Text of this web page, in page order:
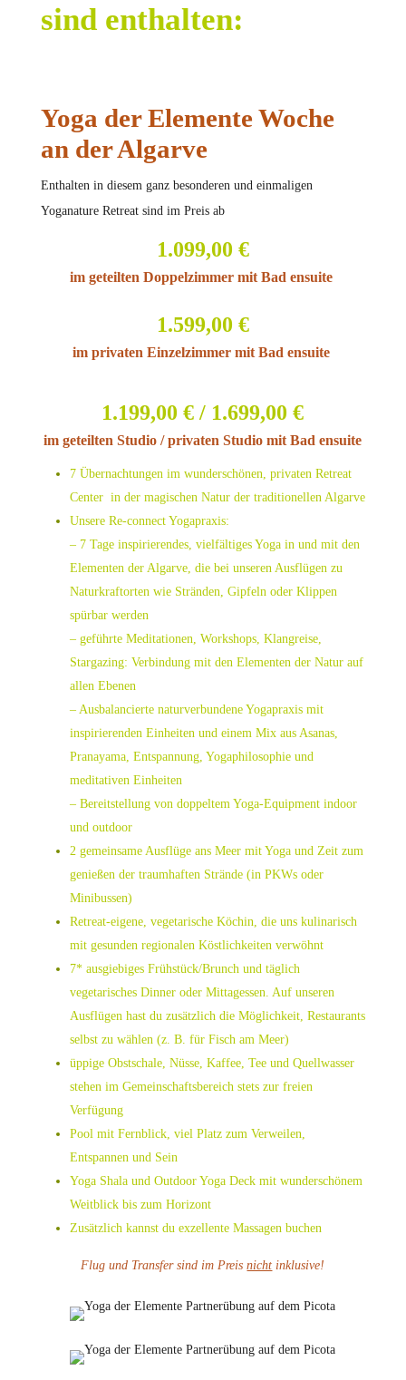
sind enthalten:
Yoga der Elemente Woche
an der Algarve
Enthalten in diesem ganz besonderen und einmaligen
Yoganature Retreat sind im Preis ab
1.099,00 €
im geteilten Doppelzimmer mit Bad ensuite
1.599,00 €
im privaten Einzelzimmer mit Bad ensuite
1.199,00 € / 1.699,00 €
im geteilten Studio / privaten Studio mitBadensuite
7 Übernachtungen im wunderschönen, privaten Retreat
Center in der magischen Natur der traditionellen Algarve
Unsere Re-connect Yogapraxis:
– 7 Tage inspirierendes, vielfältiges Yoga in und mit den
Elementen der Algarve, die bei unseren Ausflügen zu
Naturkraftorten wie Stränden, Gipfeln oder Klippen
spürbar werden
– geführte Meditationen, Workshops, Klangreise,
Stargazing: Verbindung mit den Elementen der Natur auf
allen Ebenen
– Ausbalancierte naturverbundene Yogapraxis mit
inspirierenden Einheiten und einem Mix aus Asanas,
Pranayama, Entspannung, Yogaphilosophie und
meditativen Einheiten
– Bereitstellung von doppeltem Yoga-Equipment indoor
und outdoor
2 gemeinsame Ausflüge ans Meer mit Yoga und Zeit zum
genießen der traumhaften Strände (in PKWs oder
Minibussen)
Retreat-eigene, vegetarische Köchin, die uns kulinarisch
mit gesunden regionalen Köstlichkeiten verwöhnt
7* ausgiebiges Frühstück/Brunch und täglich
vegetarisches Dinner oder Mittagessen. Auf unseren
Ausflügen hast du zusätzlich die Möglichkeit, Restaurants
selbst zu wählen (z. B. für Fisch am Meer)
üppige Obstschale, Nüsse, Kaffee, Tee und Quellwasser
stehen im Gemeinschaftsbereich stets zur freien
Verfügung
Pool mit Fernblick, viel Platz zum Verweilen,
Entspannen und Sein
Yoga Shala und Outdoor Yoga Deck mit wunderschönem
Weitblick bis zum Horizont
Zusätzlich kannst du exzellente Massagen buchen
Flug und Transfer sind im Preisnicht inklusive!